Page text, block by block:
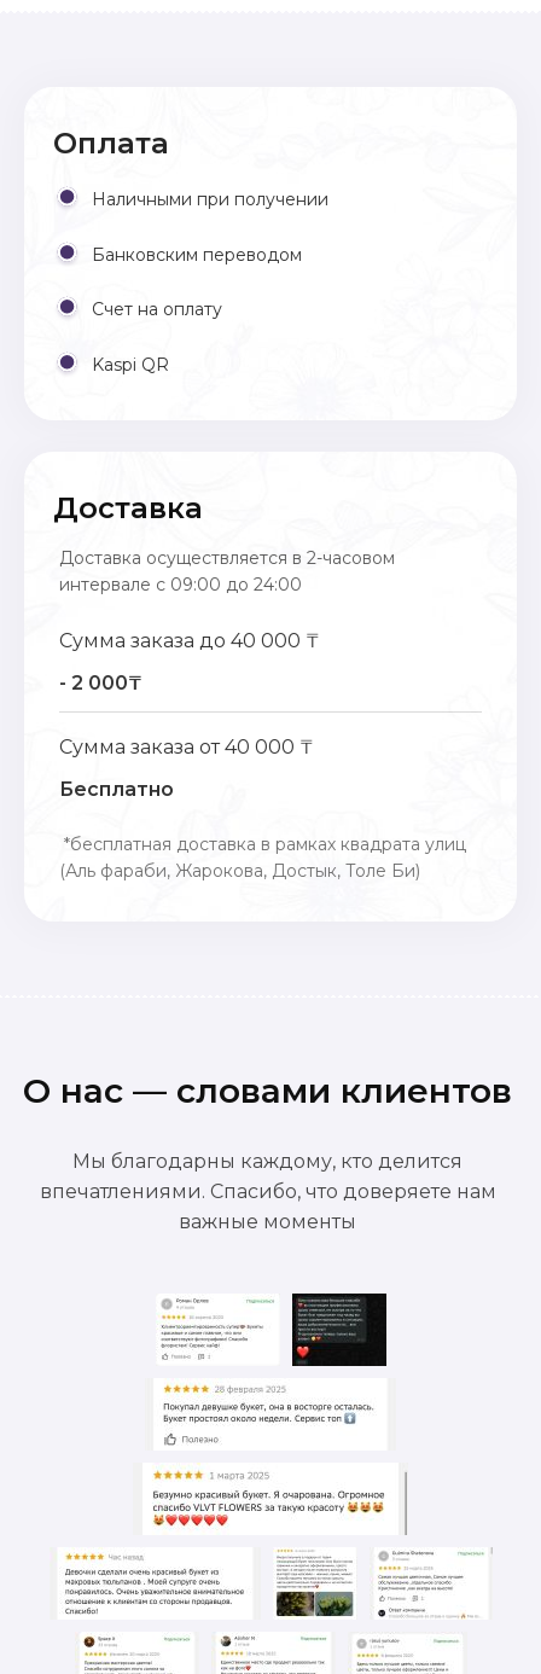
Оплата
Наличными при получении
Банковским переводом
Счет на оплату
Kaspi QR
Доставка
Доставка осуществляется в 2-часовом
интервале с 09:00 до 24:00
Сумма заказа до 40 000 ₸
- 2 000₸
Сумма заказа от 40 000 ₸
Бесплатно
*бесплатная доставка в рамках квадрата улиц
(Аль фараби, Жарокова, Достык, Толе Би)
О нас — словами клиентов
Мы благодарны каждому, кто делится
впечатлениями. Спасибо, что доверяете нам
важные моменты